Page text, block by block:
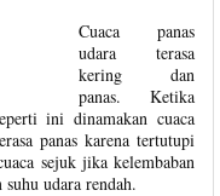
Cuaca panas
udara terasa
kering dan
panas. Ketika
ini dinamakan cuaca
panas karena tertutupi
sejuk jika kelembaban
udara rendah.